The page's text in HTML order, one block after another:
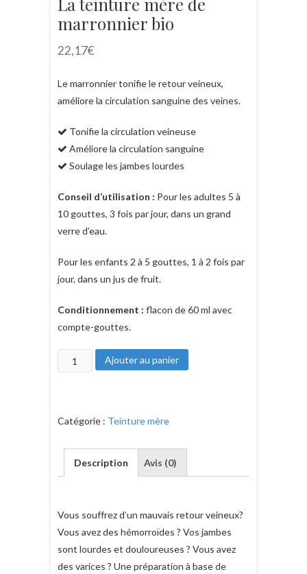
marronnier bio
22,17€
Le marronnier tonifie le retour veineux,
améliore la circulation sanguine des veines.
Tonifie la circulation veineuse
Améliore la circulation sanguine
Soulage les jambes lourdes
Conseil d’utilisation : Pour les adultes 5 à
10 gouttes, 3 fois par jour, dans un grand
verre d’eau.
Pour les enfants 2 à 5 gouttes, 1 à 2 fois par
jour, dans un jus de fruit.
Conditionnement : flacon de 60 ml avec
compte-gouttes.
quantité
de
mère
marronnier
bio
Ajouter au panier
Catégorie : Teinture mère
Description Avis (0)
Vous souffrez d’un mauvais retour veineux?
Vous avez des hémorroïdes ? Vos jambes
sont lourdes et douloureuses ? Vous avez
des varices ? Une préparation à base de